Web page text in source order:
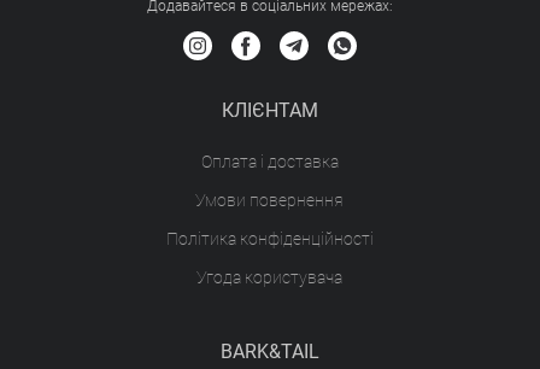
Додавайтеся в соціальних мережах:
КЛІЄНТАМ
Оплата і доставка
Умови повернення
Політика конфіденційності
Угода користувача
BARK&TAIL